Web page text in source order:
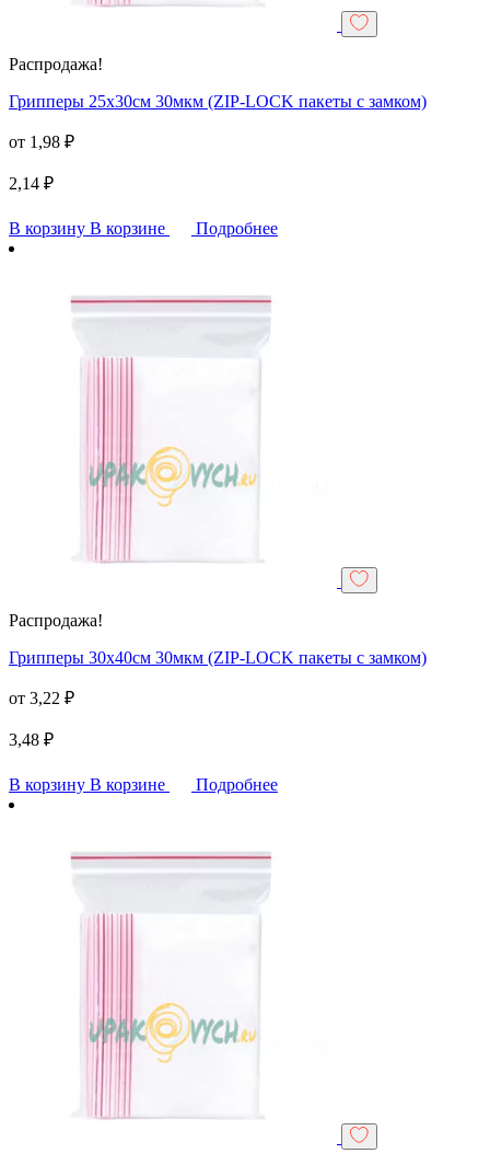
Распродажа!
Грипперы 25х30см 30мкм (ZIP-LOCK пакеты с замком)
от 1,98 ₽
2,14 ₽
В корзину В корзине Подробнее
Распродажа!
Грипперы 30х40см 30мкм (ZIP-LOCK пакеты с замком)
от 3,22 ₽
3,48 ₽
В корзину В корзине Подробнее